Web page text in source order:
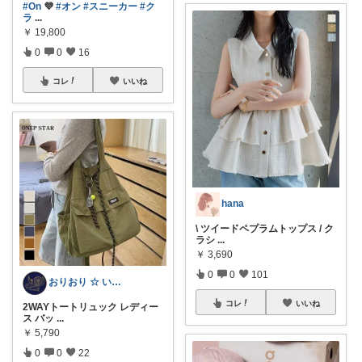
#On 💜 #オン #スニーカー #ク
ラ ...
￥ 19,800
0 0 16
コレ いいね
おりおり ☆ いいね上限🙏
2WAYトートリュック レディー
ス バッ ...
￥ 5,790
0 0 22
hana
\ ツイードペプラムトップス / ク
ラシ ...
￥ 3,690
0 0 101
コレ いいね